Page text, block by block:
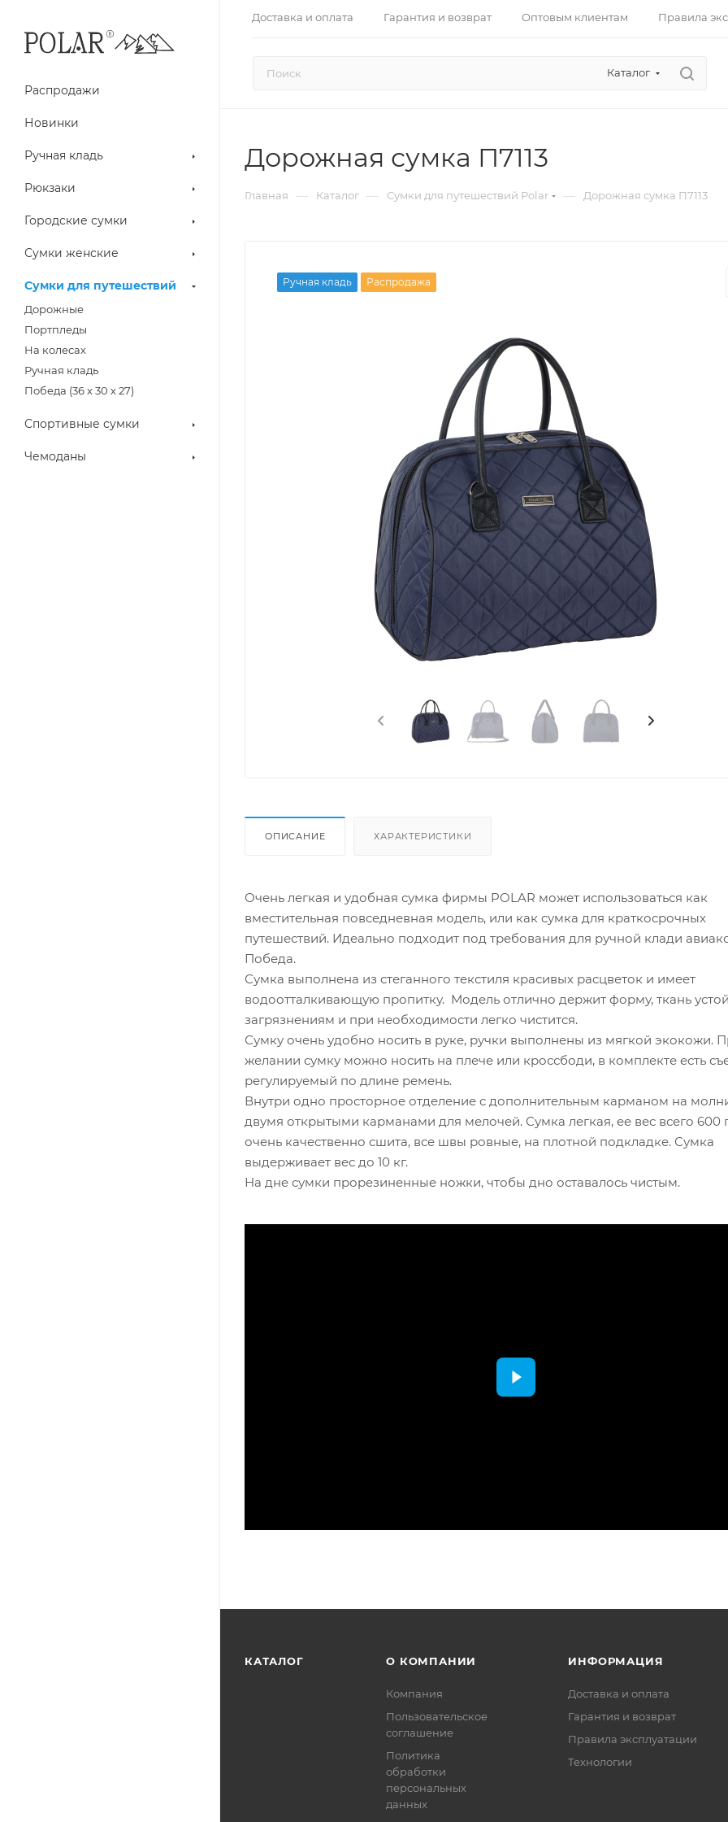
Доставка и оплата Гарантия и возврат Оптовым клиентам Правила
Каталог
Распродажи
Новинки
Ручная кладь
Рюкзаки
Городские сумки
Сумки женские
Сумки для путешествий
Дорожные
Портпледы
На колесах
Ручная кладь
Победа (36 х 30 х 27)
Спортивные сумки
Чемоданы
Дорожная сумка П7113
Главная — Каталог — Сумки для путешествий Polar — Дорожная сумка П7113
Ручная кладь Распродажа
ОПИСАНИЕ ХАРАКТЕРИСТИКИ
Очень легкая и удобная сумка фирмы POLAR может использоваться как
вместительная повседневная модель, или как сумка для краткосрочных
путешествий. Идеально подходит под требования для ручной клади
Победа.
Сумка выполнена из стеганного текстиля красивых расцветок и имеет
водоотталкивающую пропитку. Модель отлично держит форму, ткань
загрязнениям и при необходимости легко чистится.
Сумку очень удобно носить в руке, ручки выполнены из мягкой экокожи.
желании сумку можно носить на плече или кроссбоди, в комплекте есть
регулируемый по длине ремень.
Внутри одно просторное отделение с дополнительным карманом на
двумя открытыми карманами для мелочей. Сумка легкая, ее вес всего 600
очень качественно сшита, все швы ровные, на плотной подкладке. Сумка
выдерживает вес до 10 кг.
На дне сумки прорезиненные ножки, чтобы дно оставалось чистым.
КАТАЛОГ О КОМПАНИИ
Компания
Пользовательское
соглашение
Политика
обработки
персональных
данных
ИНФОРМАЦИЯ
Доставка и оплата
Гарантия и возврат
Правила эксплуатации
Технологии